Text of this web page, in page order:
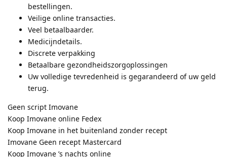
bestellingen.
Veilige online transacties.
Veel betaalbaarder.
Medicijndetails.
Discrete verpakking
Betaalbare gezondheidszorgoplossingen
Uw volledige tevredenheid is gegarandeerd of uw geld
terug.
Geen script Imovane
Koop Imovane online Fedex
Koop Imovane in het buitenland zonder recept
Imovane Geen recept Mastercard
Koop Imovane ’s nachts online